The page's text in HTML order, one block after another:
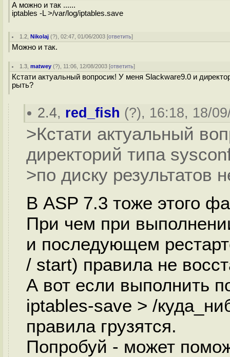
А можно и так ......
iptables -L >/var/log/iptables.save
1.2 ,Nikolaj (?), 02:47, 01/06/2003 [ответить]
Можно и так.
1.3 ,matwey (?), 11:06, 12/08/2003 [ответить]
Кстати актуальный вопросик! У меня Slackware9.0 и
рыть?
2.4, red_fish (?), 16:18, 18/
>Кстати актуальный
директорий типа
>по диску результатов
В ASP 7.3 тоже этого
При чем при
и последующем
/ start) правила не
А вот если выполнить
iptables-save > /
правила грузятся.
Попробуй - может